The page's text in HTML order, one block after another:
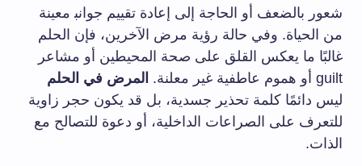
شعور بالضعف ⁤أو الحاجة إلى إعادة تقييم جوانب‍ معينة
من الحياة. وفي حالة رؤية مرض ⁢الآخرين، فإن​ الحلم
غالبًا ما يعكس القلق على صحة المحيطين أو مشاعر
⁣guilt أو هموم ⁣عاطفية غير معلنة.‍
المرض في الحلم
ليس دائمًا كلمة تحذير جسدية، بل قد​ يكون حجر زاوية
للتعرف ‌على الصراعات​ الداخلية، أو دعوة للتصالح مع
الذات.